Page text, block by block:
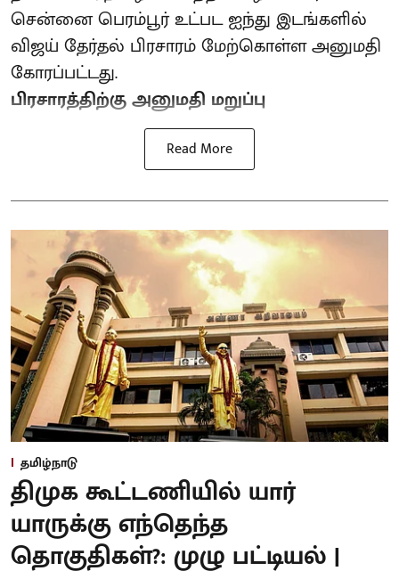
சென்னை பெரம்பூர் உட்பட ஐந்து இடங்களில்
விஜய் தேர்தல் பிரசாரம் மேற்கொள்ள அனுமதி
கோரப்பட்டது.
பிரசாரத்திற்கு அனுமதி மறுப்பு
Read More
தமிழ்நாடு
திமுக கூட்டணியில் யார்
யாருக்கு எந்தெந்த
தொகுதிகள்?: முழு பட்டியல் |